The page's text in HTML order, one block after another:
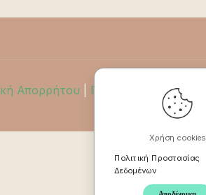
Απορρήτου Πολιτική Επιστροφών
Χρήση cookies
Πολιτική Προστασίας
Δεδομένων
Αποδέχομαι